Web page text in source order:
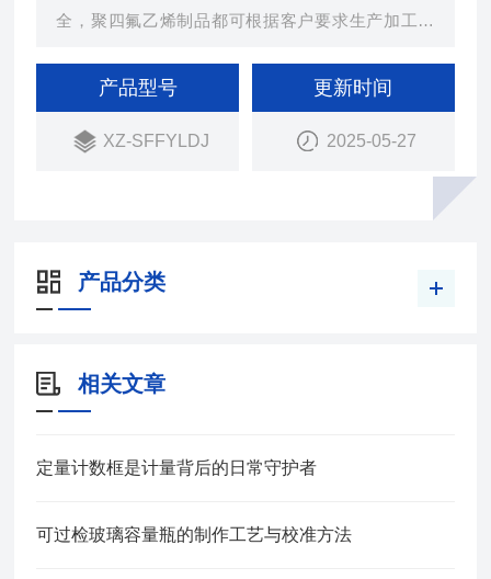
全，聚四氟乙烯制品都可根据客户要求生产加工定
物根据规格等不同区别，具体以实物为准
产品型号
XZ-SFFYLDJ
更新时间
2025-05-27
产品分类
相关文章
定量计数框是计量背后的日常守护者
可过检玻璃容量瓶的制作工艺与校准方法